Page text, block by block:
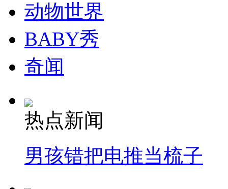
司机酒驾遇交警 急速倒车逃窜
动物世界
BABY秀
奇闻
热点新闻
男孩错把电推当梳子